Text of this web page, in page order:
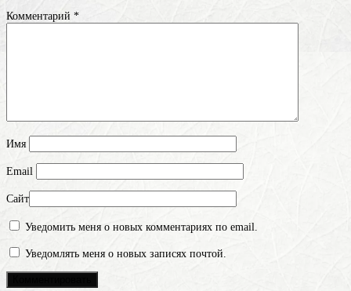
Комментарий *
Имя
Email
Сайт
Уведомить меня о новых комментариях по email.
Уведомлять меня о новых записях почтой.